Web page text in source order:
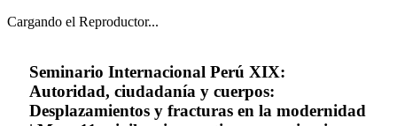
Cargando el Reproductor...
Seminario Internacional Perú XIX:
Autoridad, ciudadanía y cuerpos:
Desplazamientos y fracturas en la modernidad